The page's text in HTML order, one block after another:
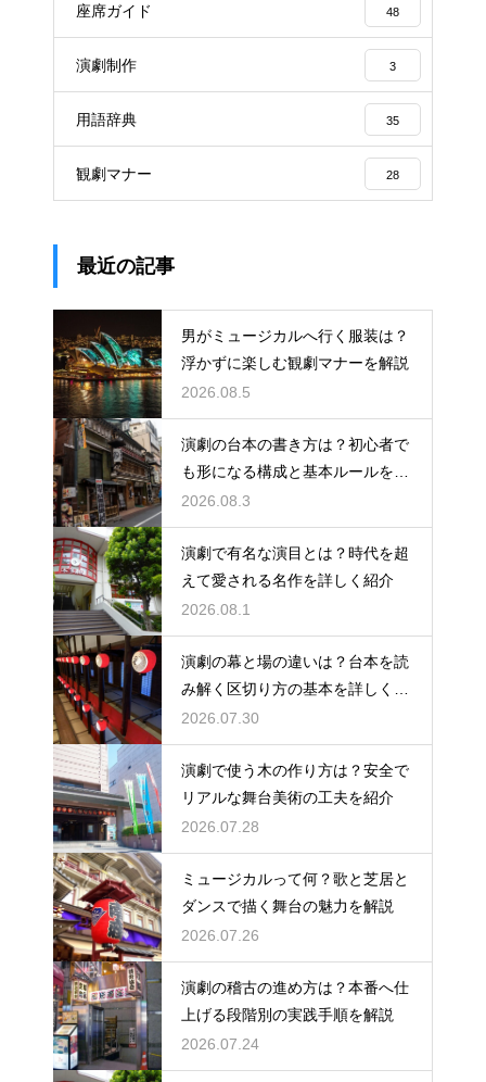
座席ガイド 48
演劇制作 3
用語辞典 35
観劇マナー 28
最近の記事
男がミュージカルへ行く服装は？
浮かずに楽しむ観劇マナーを解説
2026.08.5
演劇の台本の書き方は？初心者で
も形になる構成と基本ルールを解
説
2026.08.3
演劇で有名な演目とは？時代を超
えて愛される名作を詳しく紹介
2026.08.1
演劇の幕と場の違いは？台本を読
み解く区切り方の基本を詳しく解
説
2026.07.30
演劇で使う木の作り方は？安全で
リアルな舞台美術の工夫を紹介
2026.07.28
ミュージカルって何？歌と芝居と
ダンスで描く舞台の魅力を解説
2026.07.26
演劇の稽古の進め方は？本番へ仕
上げる段階別の実践手順を解説
2026.07.24